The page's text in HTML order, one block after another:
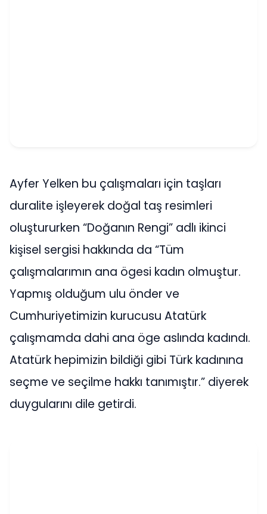
Ayfer Yelken bu çalışmaları için taşları
duralite işleyerek doğal taş resimleri
oluştururken “Doğanın Rengi” adlı ikinci
kişisel sergisi hakkında da “Tüm
çalışmalarımın ana ögesi kadın olmuştur.
Yapmış olduğum ulu önder ve
Cumhuriyetimizin kurucusu Atatürk
çalışmamda dahi ana öge aslında kadındı.
Atatürk hepimizin bildiği gibi Türk kadınına
seçme ve seçilme hakkı tanımıştır.” diyerek
duygularını dile getirdi.